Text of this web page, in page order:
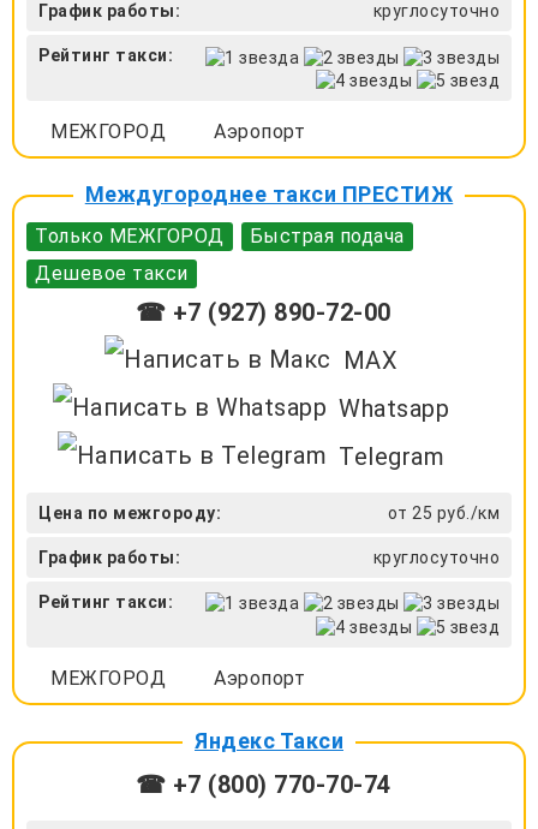
График работы: круглосуточно
Рейтинг такси:
МЕЖГОРОД Аэропорт
Междугороднее такси ПРЕСТИЖ
Только МЕЖГОРОД
Быстрая подача
Дешевое такси
☎ +7 (927) 890-72-00
MAX
Whatsapp
Telegram
Цена по межгороду: от 25 руб./км
График работы: круглосуточно
Рейтинг такси:
МЕЖГОРОД Аэропорт
Яндекс Такси
☎ +7 (800) 770-70-74